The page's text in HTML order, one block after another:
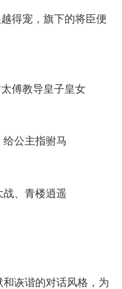
得宠，旗下的将臣便
傅教导皇子皇女
公主指驸马
、青楼逍遥
诙谐的对话风格，为